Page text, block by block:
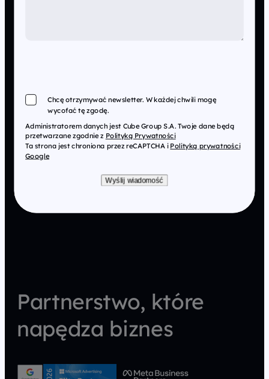
Chcę otrzymywać newsletter. W każdej chwili mogę
wycofać tę zgodę.
Administratorem danych jest Cube Group S.A. Twoje dane będą
przetwarzane zgodnie z Polityką Prywatności
Ta strona jest chroniona przez reCAPTCHA i Polityką prywatności
Google
Wyślij wiadomość
Partnerstwo, które
napędza biznes